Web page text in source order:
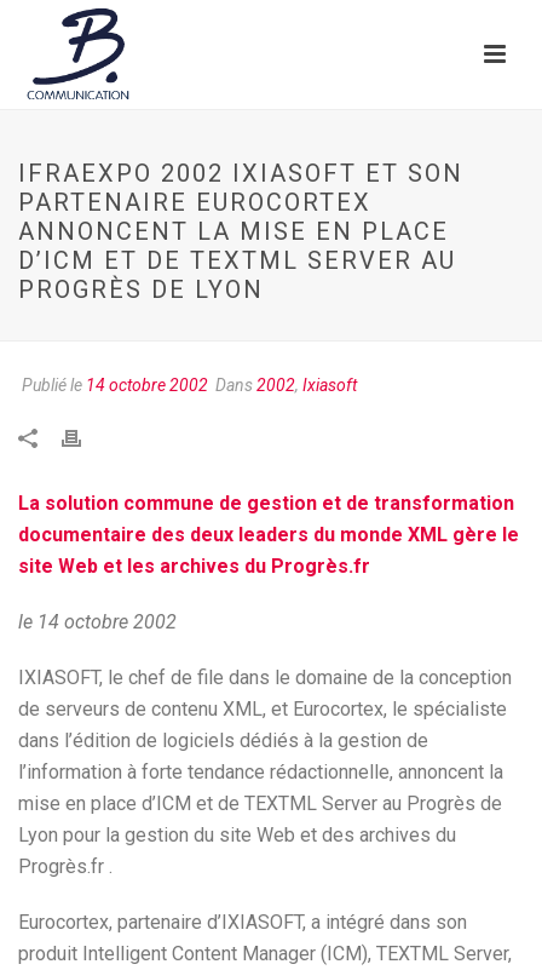
IFRAEXPO 2002 IXIASOFT ET SON
PARTENAIRE EUROCORTEX
ANNONCENT LA MISE EN PLACE
D’ICM ET DE TEXTML SERVER AU
PROGRÈS DE LYON
Publié le 14 octobre 2002 Dans2002, Ixiasoft
La solution commune de gestion et de transformation
documentaire des deux leaders du monde XML gère le
site Web et les archives du Progrès.fr
le 14 octobre 2002
IXIASOFT, le chef de file dans le domaine de la conception
de serveurs de contenu XML, et Eurocortex, le spécialiste
dans l’édition de logiciels dédiés à la gestion de
l’information à forte tendance rédactionnelle, annoncent la
mise en place d’ICM et de TEXTML Server au Progrès de
Lyon pour la gestion du site Web et des archives du
Progrès.fr .
Eurocortex, partenaire d’IXIASOFT, a intégré dans son
produit Intelligent Content Manager (ICM), TEXTML Server,